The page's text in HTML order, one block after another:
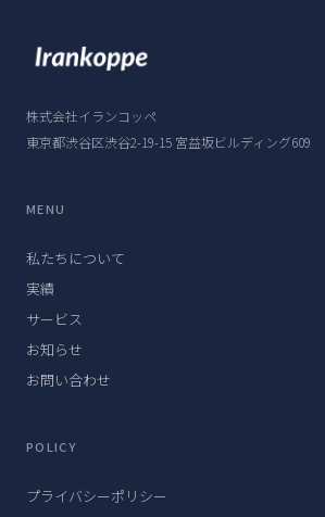
株式会社イランコッペ
東京都渋谷区渋谷2-19-15 宮益坂ビルディング609
MENU
私たちについて
実績
サービス
お知らせ
お問い合わせ
POLICY
プライバシーポリシー